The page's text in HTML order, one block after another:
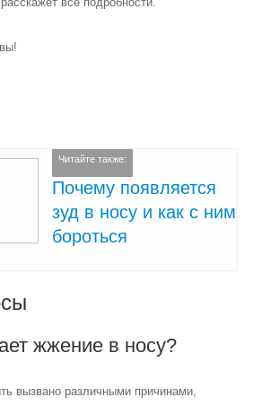
Читайте также:
Почему появляется
зуд в носу и как с ним
бороться
жжение в носу?
вызвано различными причинами,